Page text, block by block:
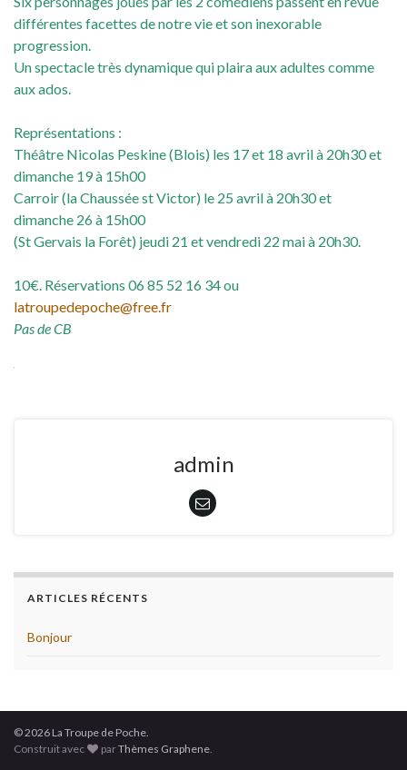
différentes facettes de notre vie et son inexorable
progression.
Un spectacle très dynamique qui plaira aux adultes comme
aux ados.
Représentations :
Théâtre Nicolas Peskine (Blois) les 17 et 18 avril à 20h30 et
dimanche 19 à 15h00
Carroir (la Chaussée st Victor) le 25 avril à 20h30 et
dimanche 26 à 15h00
(St Gervais la Forêt) jeudi 21 et vendredi 22 mai à 20h30.
10€. Réservations 06 85 52 16 34 ou
latroupedepoche@free.fr
Pas de CB
admin
ARTICLES RÉCENTS
Bonjour
© 2026 La Troupe de Poche.
Construit avec
parThèmes Graphene